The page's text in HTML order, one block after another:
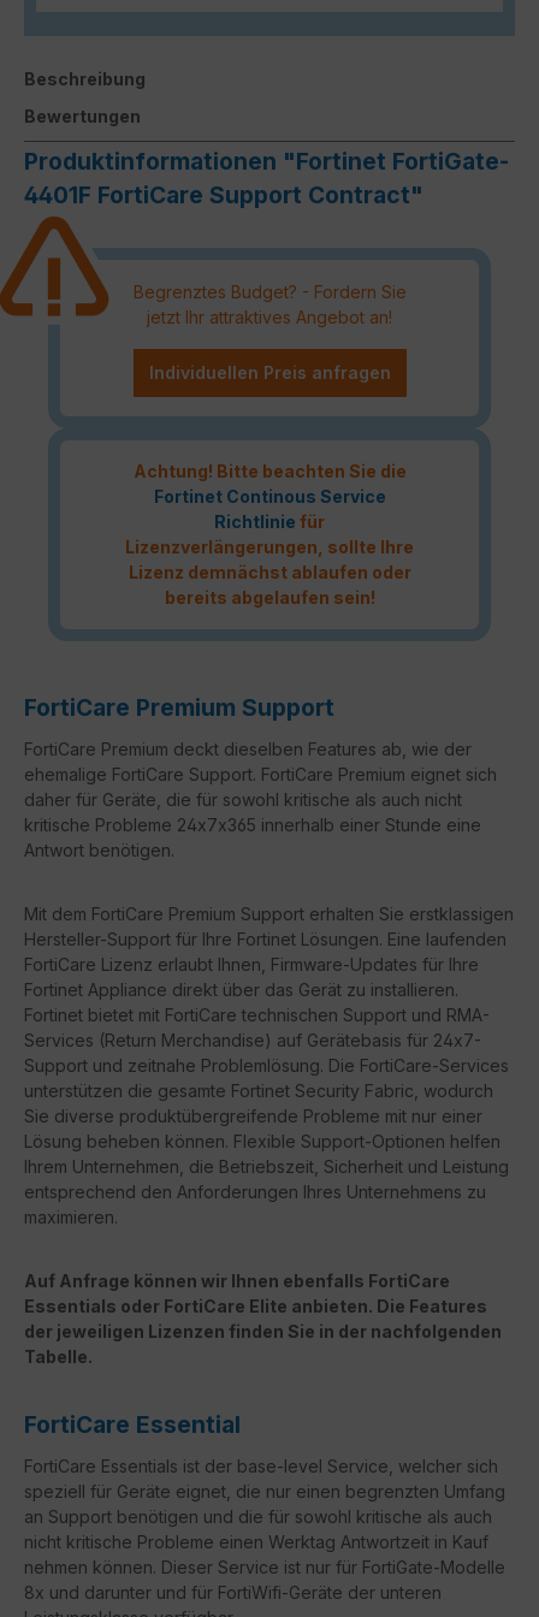
Beschreibung
Bewertungen
Produktinformationen "Fortinet FortiGate-
4401F FortiCare Support Contract"
Begrenztes Budget? - Fordern Sie
jetzt Ihr attraktives Angebot an!
Individuellen Preis anfragen
Achtung! Bitte beachten Sie die
Fortinet Continous Service
Richtlinie für
Lizenzverlängerungen, sollte Ihre
Lizenz demnächst ablaufen oder
bereits abgelaufen sein!
FortiCare Premium Support
FortiCare Premium deckt dieselben Features ab, wie der
ehemalige FortiCare Support. FortiCare Premium eignet sich
daher für Geräte, die für sowohl kritische als auch nicht
kritische Probleme 24x7x365 innerhalb einer Stunde eine
Antwort benötigen.
Mit dem FortiCare Premium Support erhalten Sie erstklassigen
Hersteller-Support für Ihre Fortinet Lösungen. Eine laufenden
FortiCare Lizenz erlaubt Ihnen, Firmware-Updates für Ihre
Fortinet Appliance direkt über das Gerät zu installieren.
Fortinet bietet mit FortiCare technischen Support und RMA-
Services (Return Merchandise) auf Gerätebasis für 24x7-
Support und zeitnahe Problemlösung. Die FortiCare-Services
unterstützen die gesamte Fortinet Security Fabric, wodurch
Sie diverse produktübergreifende Probleme mit nur einer
Lösung beheben können. Flexible Support-Optionen helfen
Ihrem Unternehmen, die Betriebszeit, Sicherheit und Leistung
entsprechend den Anforderungen Ihres Unternehmens zu
maximieren.
Auf Anfrage können wir Ihnen ebenfalls FortiCare
Essentials oder FortiCare Elite anbieten. Die Features
der jeweiligen Lizenzen finden Sie in der nachfolgenden
Tabelle.
FortiCare Essential
FortiCare Essentials ist der base-level Service, welcher sich
speziell für Geräte eignet, die nur einen begrenzten Umfang
an Support benötigen und die für sowohl kritische als auch
nicht kritische Probleme einen Werktag Antwortzeit in Kauf
nehmen können. Dieser Service ist nur für FortiGate-Modelle
8x und darunter und für FortiWifi-Geräte der unteren